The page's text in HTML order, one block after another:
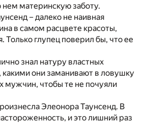
материнскую заботу.
– далеко не наивная
в самом расцвете красоты,
Только глупец поверил бы, что ее
знал натуру властных
какими они заманивают в ловушку
мужчин, чтобы те не почуяли
Элеонора Таунсенд. В
и это лишний раз